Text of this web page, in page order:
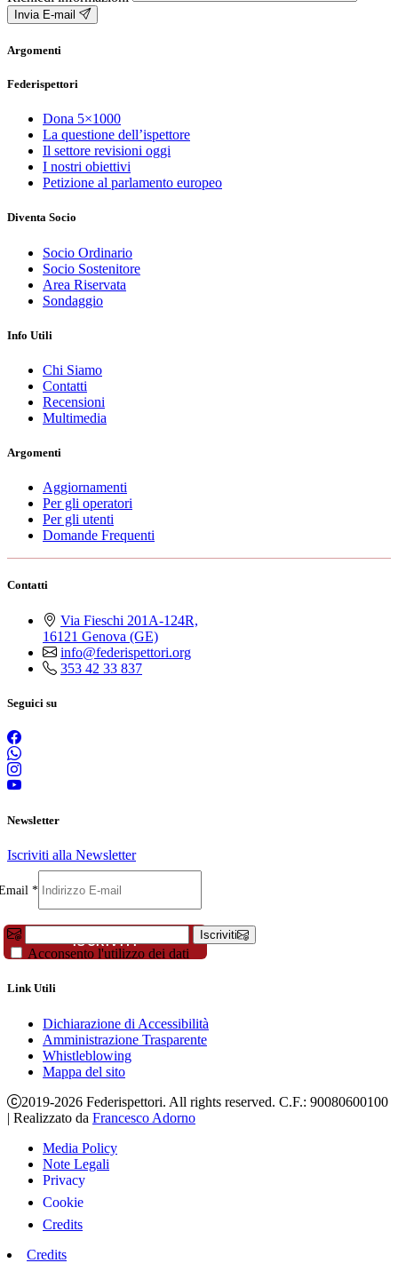
Invia E-mail
Argomenti
Federispettori
Dona 5×1000
La questione dell’ispettore
Il settore revisioni oggi
I nostri obiettivi
Petizione al parlamento europeo
Diventa Socio
Socio Ordinario
Socio Sostenitore
Area Riservata
Sondaggio
Info Utili
Chi Siamo
Contatti
Recensioni
Multimedia
Argomenti
Aggiornamenti
Per gli operatori
Per gli utenti
Domande Frequenti
Contatti
Via Fieschi 201A-124R,
16121 Genova (GE)
info@federispettori.org
353 42 33 837
Seguici su
Newsletter
Iscriviti alla Newsletter
*
ISCRIVITI
Iscriviti
Acconsento l'utilizzo dei dati
Link Utili
Dichiarazione di Accessibilità
Amministrazione Trasparente
Whistleblowing
Mappa del sito
2019-2026 Federispettori. All rights reserved. C.F.: 90080600100
| Realizzato da Francesco Adorno
Media Policy
Note Legali
Privacy
Cookie
Credits
Credits